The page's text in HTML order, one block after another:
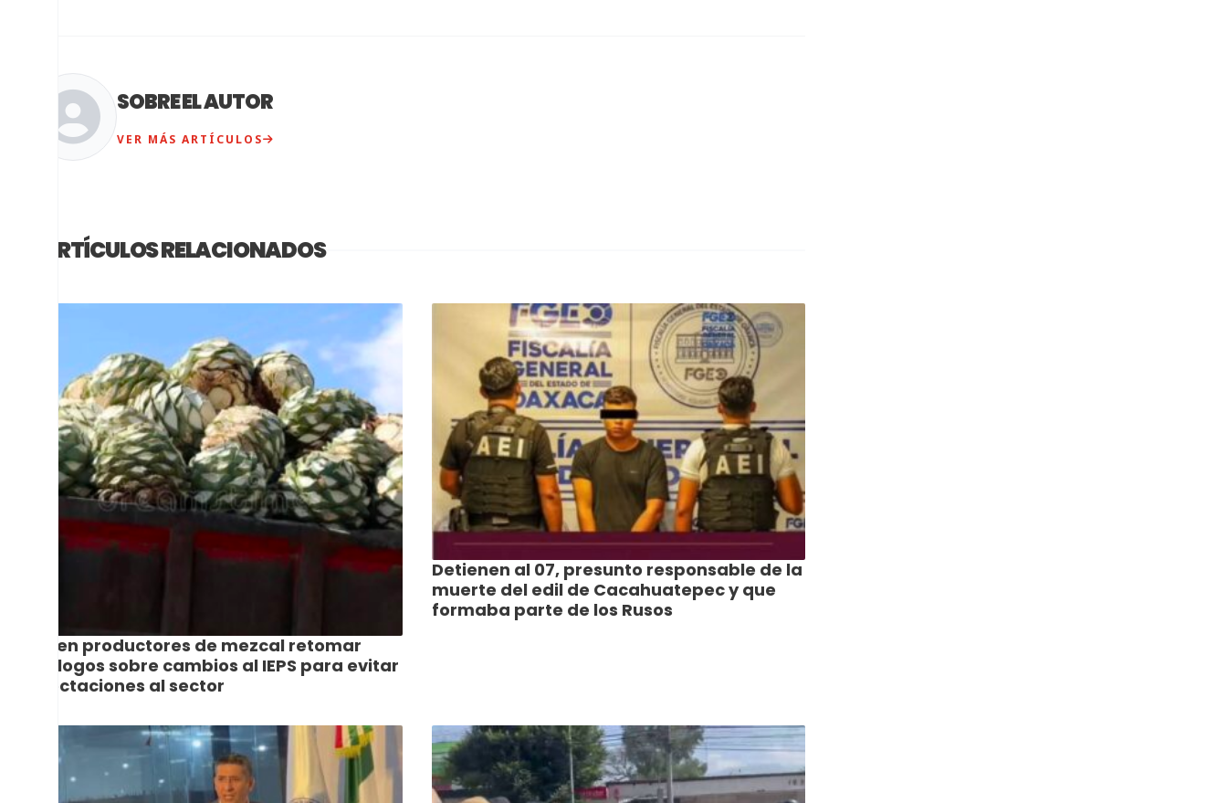
SOBRE EL AUTOR
VER MÁS ARTÍCULOS
ARTÍCULOS RELACIONADOS
Piden productores de mezcal retomar
diálogos sobre cambios al IEPS para evitar
afectaciones al sector
Detienen al 07, presunto responsable de la
muerte del edil de Cacahuatepec y que
formaba parte de los Rusos